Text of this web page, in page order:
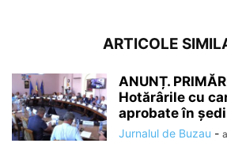
ARTICOLE
ANUNȚ.
Hotărârile cu
aprobate în
Jurnalul de Buzau -